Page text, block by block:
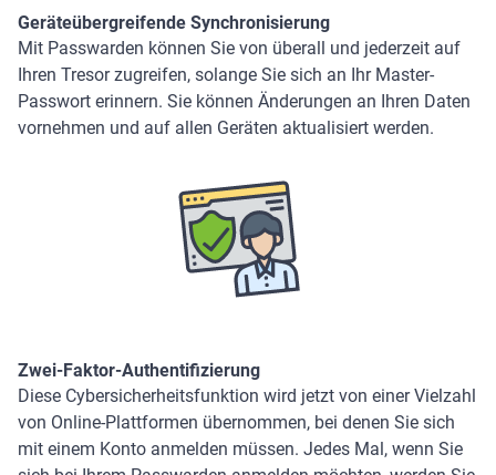
Geräteübergreifende Synchronisierung
Mit Passwarden können Sie von überall und jederzeit auf
Ihren Tresor zugreifen, solange Sie sich an Ihr Master-
Passwort erinnern. Sie können Änderungen an Ihren Daten
vornehmen und auf allen Geräten aktualisiert werden.
Zwei-Faktor-Authentifizierung
Diese Cybersicherheitsfunktion wird jetzt von einer Vielzahl
von Online-Plattformen übernommen, bei denen Sie sich
mit einem Konto anmelden müssen. Jedes Mal, wenn Sie